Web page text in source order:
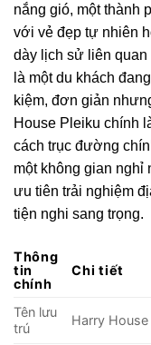
nắng gió, một thành
với vẻ đẹp tự nhiên
dày lịch sử liên quan
là một du khách
kiệm, đơn giản
House Pleiku chính
cách trục đường
một không gian
ưu tiên trải nghiệm
tiện nghi sang trọng.
Thông
tin
chính
Chi tiết
Tên lưu
trú
Harry House